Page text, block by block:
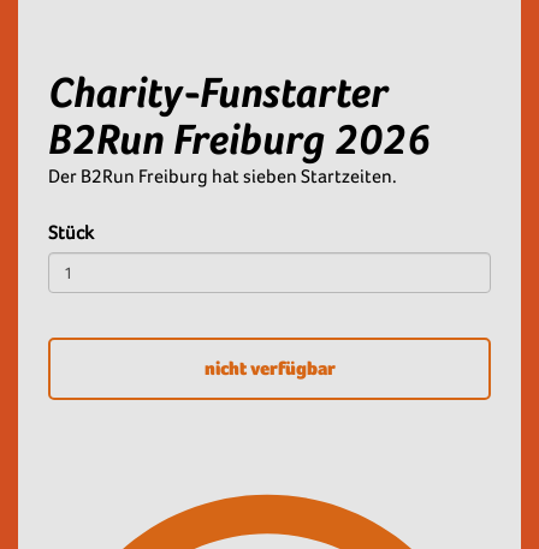
Charity-Funstarter
B2Run Freiburg 2026
Der B2Run Freiburg hat sieben Startzeiten.
Stück
nicht verfügbar